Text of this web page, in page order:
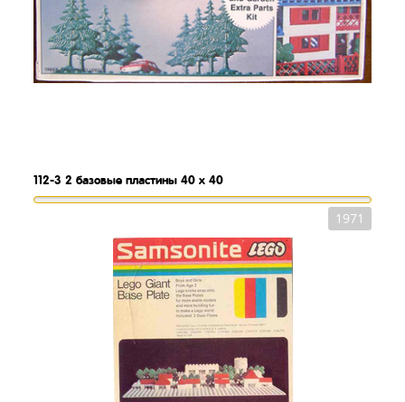
112-3 2 базовые пластины 40 x 40
1971